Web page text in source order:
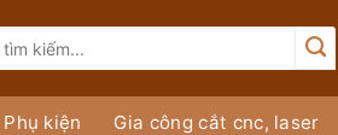
Phụ kiện Gia công cắt cnc, laser